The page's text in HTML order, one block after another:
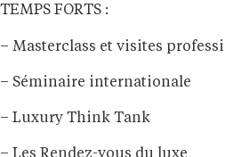
TEMPS FORTS :
– Masterclass et visites
– Séminaire internationale
– Luxury Think Tank